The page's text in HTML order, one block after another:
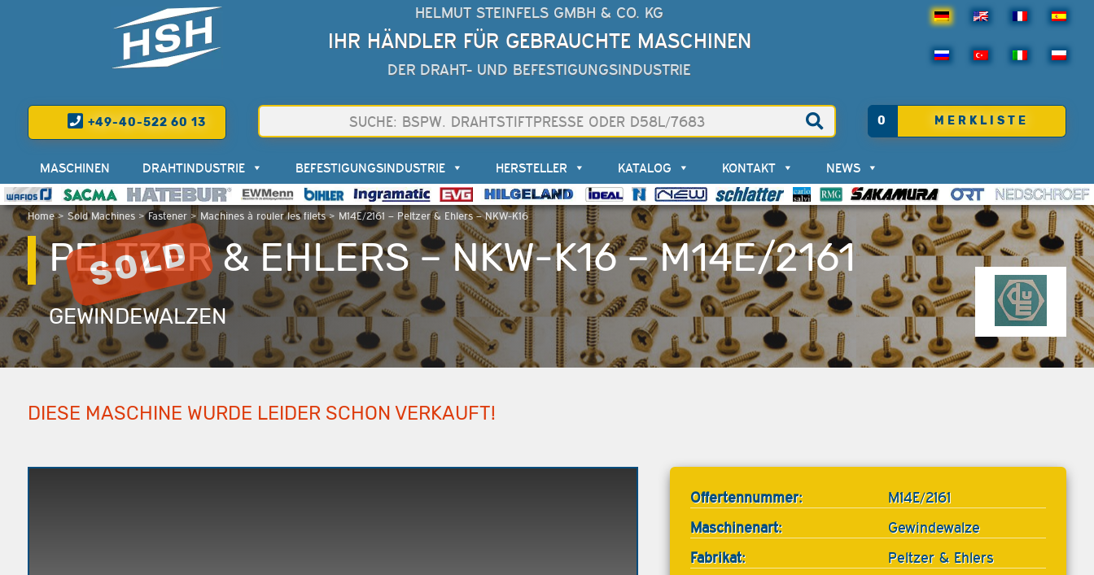
HELMUT STEINFELS GMBH & CO. KG
IHR HÄNDLER FÜR GEBRAUCHTE MASCHINEN
DER DRAHT- UND BEFESTIGUNGSINDUSTRIE
+49-40-522 60 13 0 MERKLISTE
Home> Sold Machines>Fastener> Machines à rouler les filets> M14E/2161 – Peltzer & Ehlers – NKW-K16
MASCHINEN DRAHTINDUSTRIE BEFESTIGUNGSINDUSTRIE HERSTELLER KATALOG KONTAKT NEWS
PELTZER & EHLERS – NKW-K16 – M14E/2161
GEWINDEWALZEN
DIESE MASCHINE WURDE LEIDER SCHON VERKAUFT!
Offertennummer:
M14E/2161
Maschinenart:
Gewindewalze
Fabrikat:
Peltzer & Ehlers